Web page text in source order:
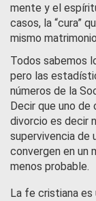
mente y el
casos, la “cura”
mismo
Todos sabemos
pero las
números de la
Decir que uno de
divorcio es decir
supervivencia de
convergen en un
menos probable.
La fe cristiana es